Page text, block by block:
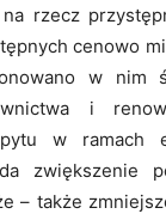
rzecz
cenowo
w nim
i
w ramach
zwiększenie
– także